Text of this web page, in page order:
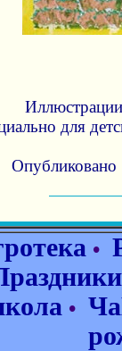
для
Опубликовано
•
•